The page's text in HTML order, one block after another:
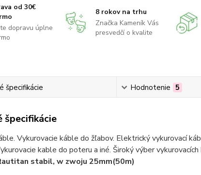
od 30€
dopravu úplne
8 rokov na trhu
Značka Kameník Vás
presvedčí o kvalite
špecifikácie Hodnotenie 5
špecifikácie
Vykurovacie káble do žľabov. Elektrický vykurovací
kable do poteru a iné. Široký výber
stabil, w zwoju 25mm(50m)